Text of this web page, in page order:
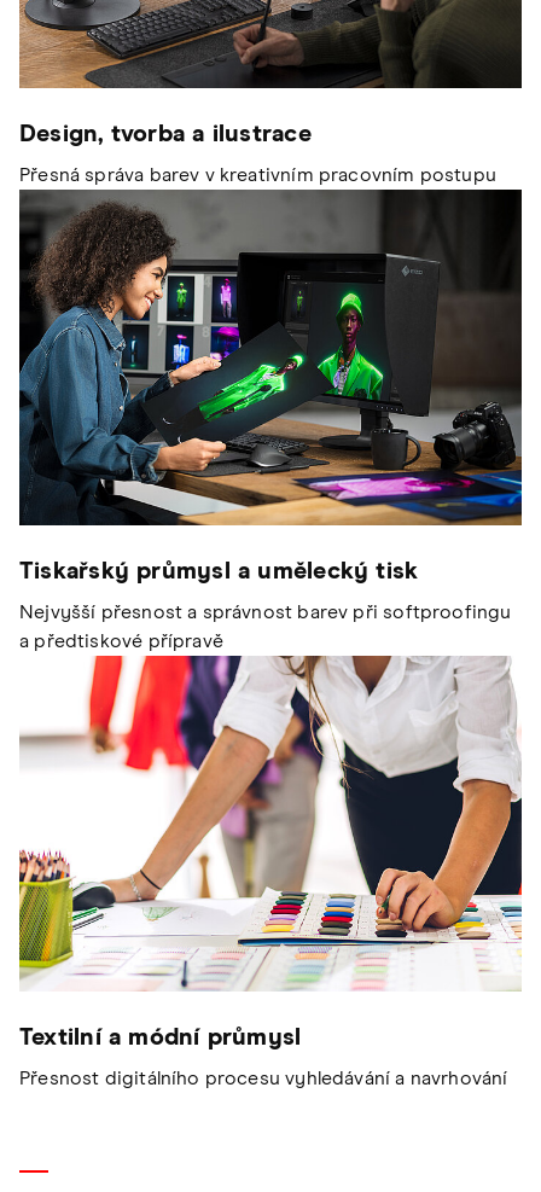
Design, tvorba a ilustrace
Přesná správa barev v kreativním pracovním postupu
Tiskařský průmysl a umělecký tisk
Nejvyšší přesnost a správnost barev při softproofingu
a předtiskové přípravě
Textilní a módní průmysl
Přesnost digitálního procesu vyhledávání a navrhování